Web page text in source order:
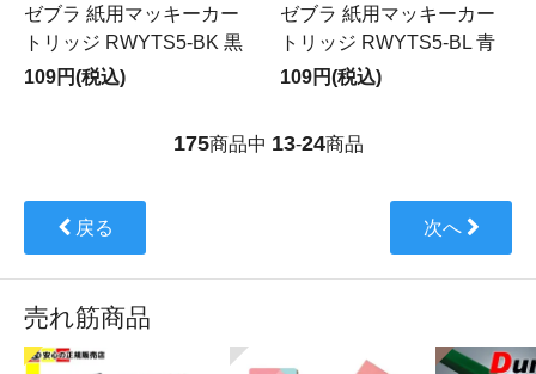
ゼブラ 紙用マッキーカー
トリッジ RWYTS5-BK 黒
109円(税込)
ゼブラ 紙用マッキーカー
トリッジ RWYTS5-BL 青
109円(税込)
175商品中 13-24商品
戻る 次へ
売れ筋商品